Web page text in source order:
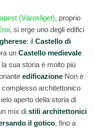
(Városliget), proprio
, si erge uno degli edifici
: il Castello di
un Castello medievale
sua storia è molto più
edificazioneNon è
architettonico
aperto della storia di
mix di stili architettonici
il gotico, fino a